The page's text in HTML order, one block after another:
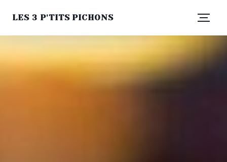
LES 3 P'TITS PICHONS